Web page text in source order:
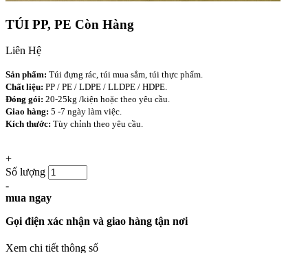
TÚI PP, PE Còn Hàng
Liên Hệ
Sản phẩm: Túi đựng rác, túi mua sắm, túi thực phẩm.
Chất liệu: PP / PE / LDPE / LLDPE / HDPE.
Đóng gói: 20-25kg /kiện hoặc theo yêu cầu.
Giao hàng: 5 -7 ngày làm việc.
Kích thước: Tùy chỉnh theo yêu cầu.
+
Số lượng
-
mua ngay
Gọi điện xác nhận và giao hàng tận nơi
Xem chi tiết thông số